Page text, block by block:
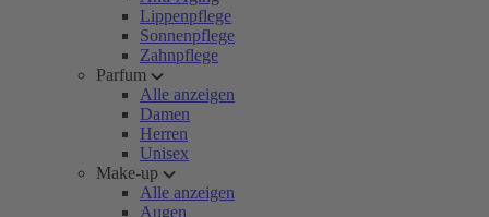
Lippenpflege
Sonnenpflege
Zahnpflege
Parfum
Alle anzeigen
Damen
Herren
Unisex
Make-up
Alle anzeigen
Augen